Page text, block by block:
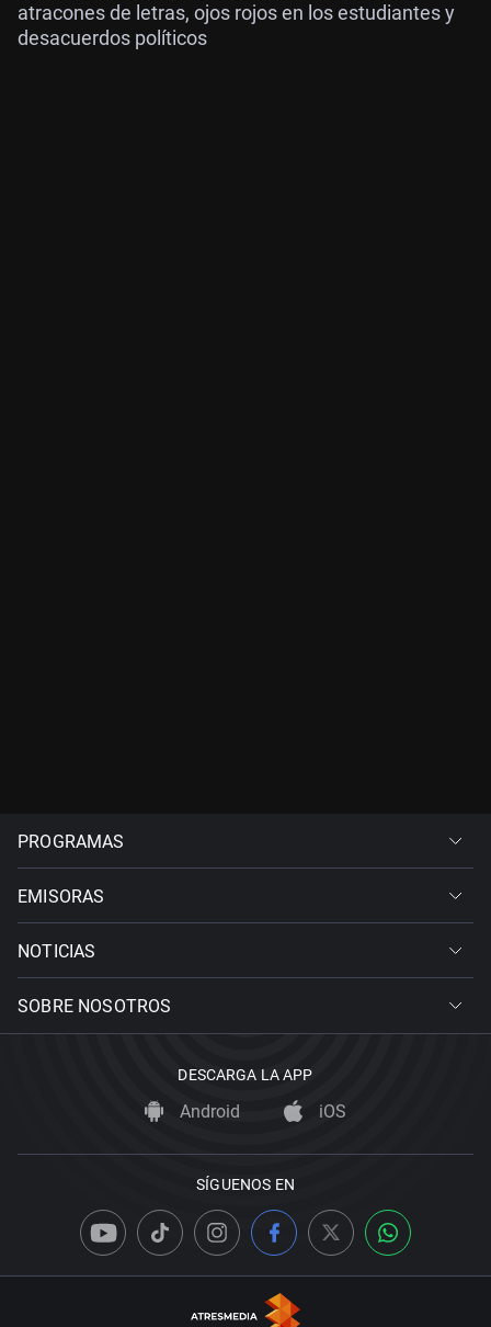
atracones de letras, ojos rojos en los estudiantes y
desacuerdos políticos
PROGRAMAS
EMISORAS
NOTICIAS
SOBRE NOSOTROS
DESCARGA LA APP
Android iOS
SÍGUENOS EN